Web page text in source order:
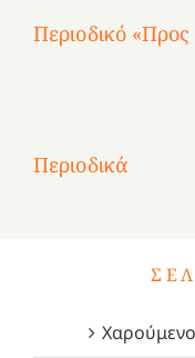
Περιοδικό
Περιοδικά
1821
Δεκέμβριος
2023!
Μάιος
2023!
Μάρτιος
2023!